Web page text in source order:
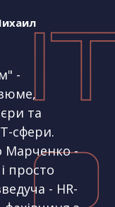
-
та
сфери.
Марченко -
просто
- HR-